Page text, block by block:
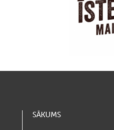
SĀKUMS